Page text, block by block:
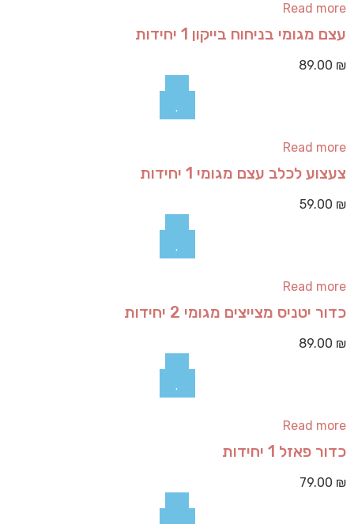
Read more
עצם מגומי בניחוח בייקון 1 יחידות
89.00 ₪
Read more
צעצוע לכלב עצם מגומי 1 יחידות
59.00 ₪
Read more
כדור יטניס מצייצים מגומי 2 יחידות
89.00 ₪
Read more
כדור פאזל 1 יחידות
79.00 ₪